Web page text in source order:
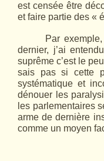
est censée être
et faire partie des «
Par
dernier, j’ai
suprême c’est le
sais pas si cette
systématique et
dénouer les
les parlementaires
arme de dernière
comme un moyen